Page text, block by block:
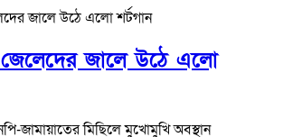
জালে উঠে এলো